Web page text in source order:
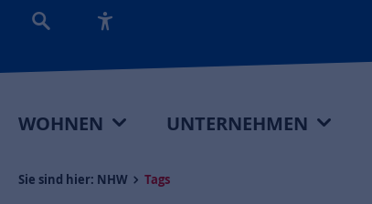
WOHNEN UNTERNEHMEN
Sie sind hier: NHW Tags